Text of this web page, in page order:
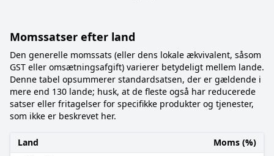
Momssatser efter land
Den generelle momssats (eller dens lokale ækvivalent, såsom
GST eller omsætningsafgift) varierer betydeligt mellem lande.
Denne tabel opsummerer standardsatsen, der er gældende i
mere end 130 lande; husk, at de fleste også har reducerede
satser eller fritagelser for specifikke produkter og tjenester,
som ikke er beskrevet her.
Land
Moms (%)